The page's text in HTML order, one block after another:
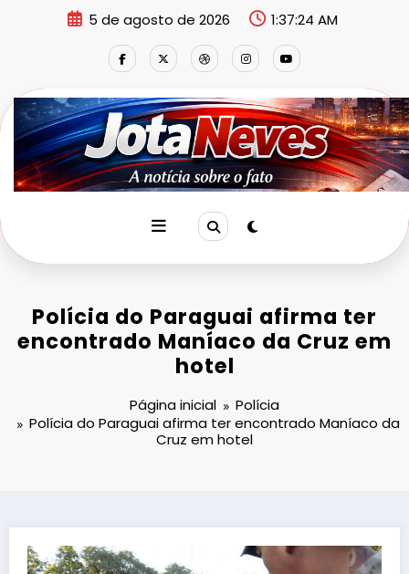
5 de agosto de 2026 1:37:24 AM
Polícia do Paraguai afirma ter
encontrado Maníaco da Cruz em
hotel
Página inicial
Polícia
Polícia do Paraguai afirma ter encontrado Maníaco da
Cruz em hotel